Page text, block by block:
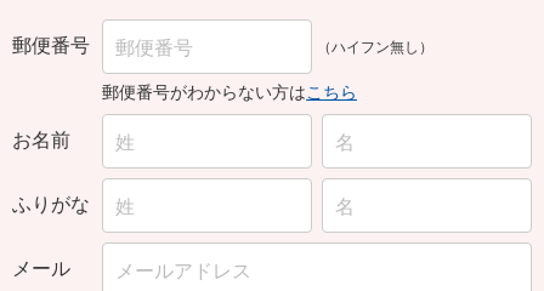
郵便番号 （ハイフン無し）
郵便番号がわからない方はこちら
お名前
ふりがな
メール